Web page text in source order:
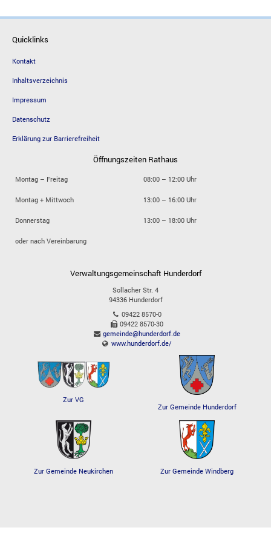
Quicklinks
Kontakt
Inhaltsverzeichnis
Impressum
Datenschutz
Erklärung zur Barrierefreiheit
Öffnungszeiten Rathaus
Montag – Freitag 08:00 – 12:00 Uhr
Montag + Mittwoch 13:00 – 16:00 Uhr
Donnerstag 13:00 – 18:00 Uhr
oder nach Vereinbarung
Verwaltungsgemeinschaft Hunderdorf
Sollacher Str. 4
94336 Hunderdorf
09422 8570-0
09422 8570-30
gemeinde@hunderdorf.de
www.hunderdorf.de/
Zur VG
Zur Gemeinde Hunderdorf
Zur Gemeinde Neukirchen Zur Gemeinde Windberg